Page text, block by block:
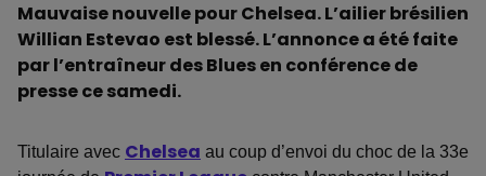
Mauvaise nouvelle pour Chelsea. L’ailier brésilien
Willian Estevao est blessé. L’annonce a été faite
par l’entraîneur des Blues en conférence de
presse ce samedi.
Titulaire avec Chelsea au coup d’envoi du choc de la 33e